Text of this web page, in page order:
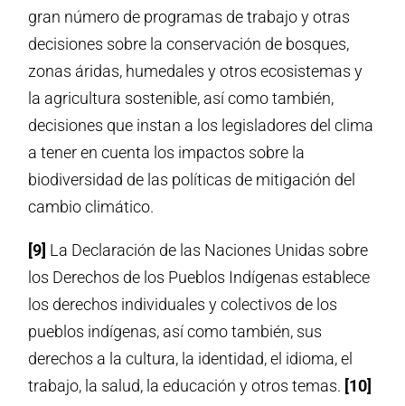
gran número de programas de trabajo y otras
decisiones sobre la conservación de bosques,
zonas áridas, humedales y otros ecosistemas y
la agricultura sostenible, así como también,
decisiones que instan a los legisladores del clima
a tener en cuenta los impactos sobre la
biodiversidad de las políticas de mitigación del
cambio climático.
[9] La Declaración de las Naciones Unidas sobre
los Derechos de los Pueblos Indígenas establece
los derechos individuales y colectivos de los
pueblos indígenas, así como también, sus
derechos a la cultura, la identidad, el idioma, el
trabajo, la salud, la educación y otros temas. [10]